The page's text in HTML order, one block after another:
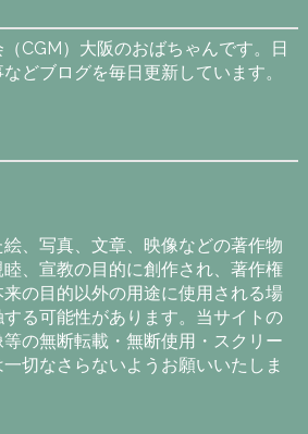
CGM）大阪のおばちゃんです。日
どブログを毎日更新しています。
、写真、文章、映像などの著作物
、宣教の目的に創作され、著作権
の目的以外の用途に使用される場
る可能性があります。当サイトの
の無断転載・無断使用・スクリー
切なさらないようお願いいたしま